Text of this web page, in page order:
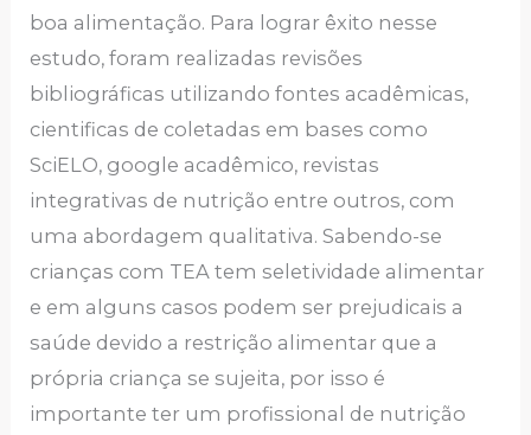
boa alimentação. Para lograr êxito nesse
estudo, foram realizadas revisões
bibliográficas utilizando fontes acadêmicas,
cientificas de coletadas em bases como
SciELO, google acadêmico, revistas
integrativas de nutrição entre outros, com
uma abordagem qualitativa. Sabendo-se
crianças com TEA tem seletividade alimentar
e em alguns casos podem ser prejudicais a
saúde devido a restrição alimentar que a
própria criança se sujeita, por isso é
importante ter um profissional de nutrição